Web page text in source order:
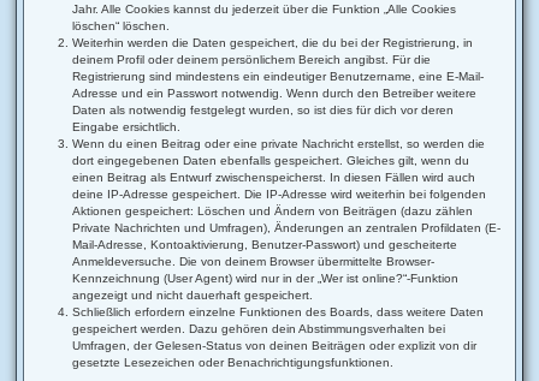
Jahr. Alle Cookies kannst du jederzeit über die Funktion „Alle Cookies
löschen“ löschen.
Weiterhin werden die Daten gespeichert, die du bei der Registrierung, in
deinem Profil oder deinem persönlichem Bereich angibst. Für die
Registrierung sind mindestens ein eindeutiger Benutzername, eine E-Mail-
Adresse und ein Passwort notwendig. Wenn durch den Betreiber weitere
Daten als notwendig festgelegt wurden, so ist dies für dich vor deren
Eingabe ersichtlich.
Wenn du einen Beitrag oder eine private Nachricht erstellst, so werden die
dort eingegebenen Daten ebenfalls gespeichert. Gleiches gilt, wenn du
einen Beitrag als Entwurf zwischenspeicherst. In diesen Fällen wird auch
deine IP-Adresse gespeichert. Die IP-Adresse wird weiterhin bei folgenden
Aktionen gespeichert: Löschen und Ändern von Beiträgen (dazu zählen
Private Nachrichten und Umfragen), Änderungen an zentralen Profildaten (E-
Mail-Adresse, Kontoaktivierung, Benutzer-Passwort) und gescheiterte
Anmeldeversuche. Die von deinem Browser übermittelte Browser-
Kennzeichnung (User Agent) wird nur in der „Wer ist online?“-Funktion
angezeigt und nicht dauerhaft gespeichert.
Schließlich erfordern einzelne Funktionen des Boards, dass weitere Daten
gespeichert werden. Dazu gehören dein Abstimmungsverhalten bei
Umfragen, der Gelesen-Status von deinen Beiträgen oder explizit von dir
gesetzte Lesezeichen oder Benachrichtigungsfunktionen.